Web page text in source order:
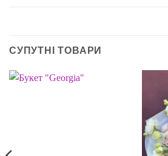
СУПУТНІ ТОВАРИ